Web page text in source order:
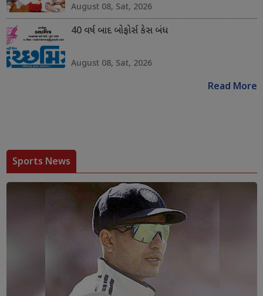
August 08, Sat, 2026
40 વર્ષ બાદ બોફોર્સ કેસ બંધ
August 08, Sat, 2026
Read More
Sports News